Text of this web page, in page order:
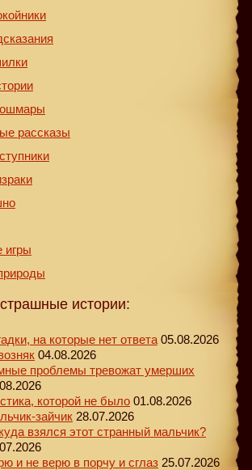
рассказы
игры
истории:
на которые нет ответа 05.08.2026
04.08.2026
проблемы тревожат умерших
которой не было 01.08.2026
зайчик 28.07.2026
взялся этот странный мальчик?
и не верю в порчу и сглаз 25.07.2026